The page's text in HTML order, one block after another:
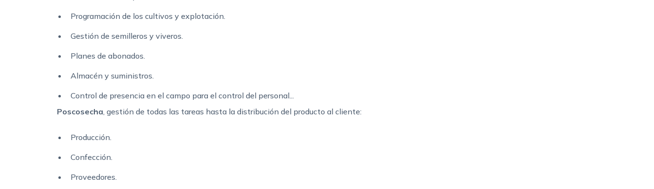
Programación de los cultivos y explotación.
Gestión de semilleros y viveros.
Planes de abonados.
Almacén y suministros.
Control de presencia en el campo para el control del personal...
Poscosecha, gestión de todas las tareas hasta la distribución del producto al cliente:
Producción.
Confección.
Proveedores.